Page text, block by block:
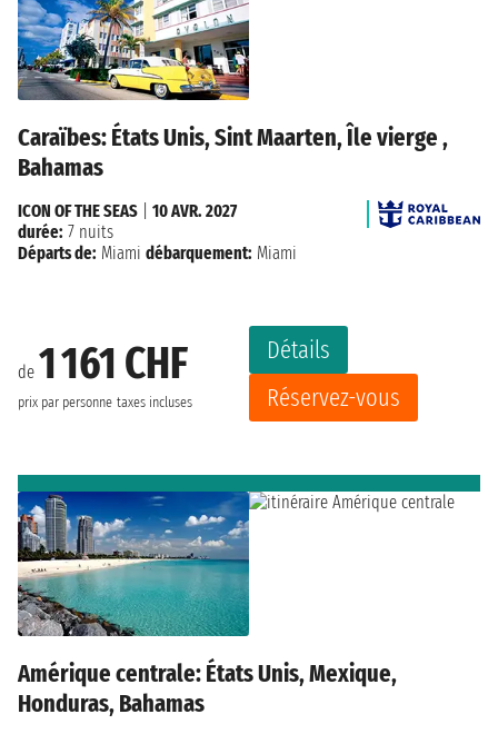
Caraïbes: États Unis, Sint Maarten, Île vierge ,
Bahamas
de 1 161 CHF
prix par personne taxes incluses
Détails
Réservez-vous
ICON OF THE SEAS
10 AVR. 2027
durée: 7 nuits
Départs de: Miami débarquement: Miami
Amérique centrale: États Unis, Mexique,
Honduras, Bahamas